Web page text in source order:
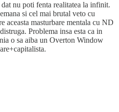
nu poti fenta realitatea la infinit.
si cel mai brutal veto cu
aceasta masturbare mentala cu ND
Problema insa esta ca in
o sa aiba un Overton Window